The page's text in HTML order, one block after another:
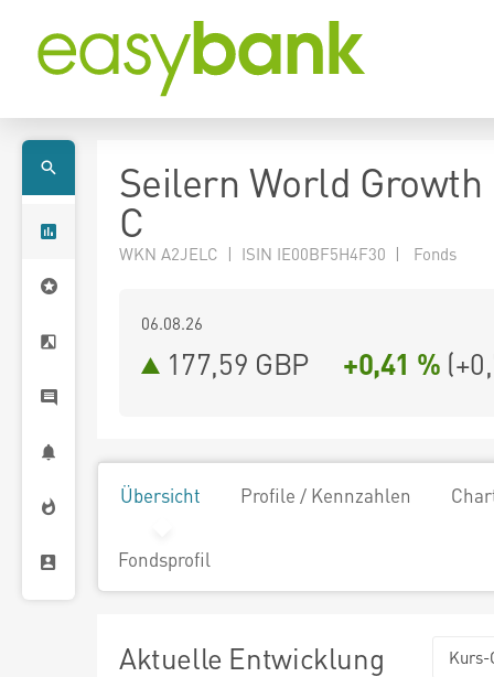
Seilern World Growth
C
WKN A2JELC | ISIN IE00BF5H4F30 | Fonds
06.08.26
177,59 GBP +0,41 % (
Übersicht Profile / Kennzahlen
Fondsprofil
Aktuelle Entwicklung Kurs-